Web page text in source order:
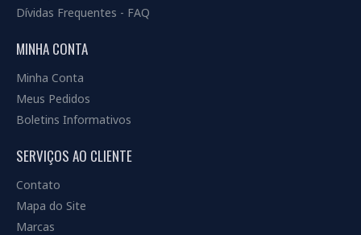
Dívidas Frequentes - FAQ
MINHA CONTA
Minha Conta
Meus Pedidos
Boletins Informativos
SERVIÇOS AO CLIENTE
Contato
Mapa do Site
Marcas